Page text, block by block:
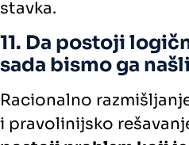
stavka.
11. Da postoji
sada bismo ga našli
Racionalno
i pravolinijsko